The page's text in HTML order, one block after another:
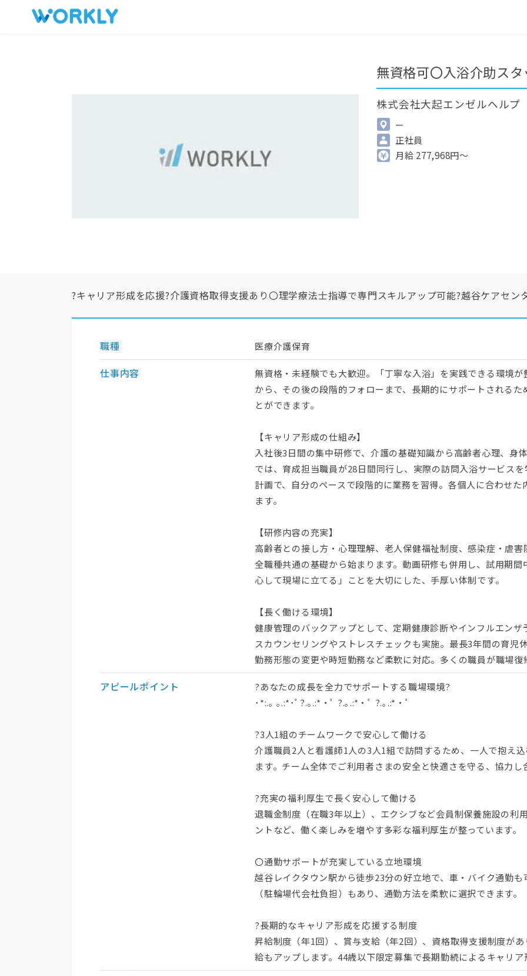
無資格可〇入浴介助ス
株式会社大起エンゼルヘルプ
—
正社員
月給 277,968円～
?キャリア形成を応援?介護資格取得支援あり〇理学療法士指導で専門スキルアップ可能?越谷ケアセン
職種 医療介護保育
仕事内容
無資格・未経験でも大歓迎。「丁寧な入浴」を実践できる環境
から、その後の段階的フォローまで、長期的にサポートされる
とができます。
【キャリア形成の仕組み】
入社後3日間の集中研修で、介護の基礎知識から高齢者心理、身
では、育成担当職員が28日間同行し、実際の訪問入浴サービス
計画で、自分のペースで段階的に業務を習得。各個人に合わせ
ます。
【研修内容の充実】
高齢者との接し方・心理理解、老人保健福祉制度、感染症・虐
全職種共通の基礎から始まります。動画研修も併用し、試用期
心して現場に立てる」ことを大切にした、手厚い体制です。
【長く働ける環境】
健康管理のバックアップとして、定期健康診断やインフルエン
スカウンセリングやストレスチェックも実施。最長3年間の育児
勤務形態の変更や時短勤務など柔軟に対応。多くの職員が職場
アピールポイント
?あなたの成長を全力でサポートする職場環境?
･*:.｡ ｡.:*･ﾟ?.｡.:*・ﾟ ?.｡.:*・ﾟ ?.｡.:*・ﾟ
?3人1組のチームワークで安心して働ける
介護職員2人と看護師1人の3人1組で訪問するため、一人で抱え
ます。チーム全体でご利用者さまの安全と快適さを守る、協力し
?充実の福利厚生で長く安心して働ける
退職金制度（在職3年以上）、エクシブなど会員制保養施設の利
ントなど、働く楽しみを増やす多彩な福利厚生が整っています。
〇通勤サポートが充実している立地環境
越谷レイクタウン駅から徒歩23分の好立地で、車・バイク通勤
（駐輪場代会社負担）もあり、通勤方法を柔軟に選択できます。
?長期的なキャリア形成を応援する制度
昇給制度（年1回）、賞与支給（年2回）、資格取得支援制度が
給もアップします。44歳以下限定募集で長期勤続によるキャリ